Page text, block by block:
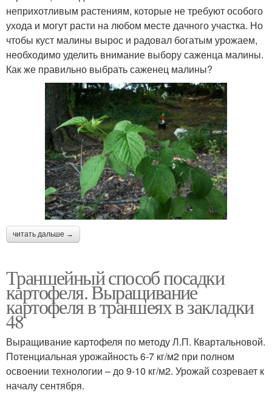
неприхотливым растениям, которые не требуют особого
ухода и могут расти на любом месте дачного участка. Но
чтобы куст малины вырос и радовал богатым урожаем,
необходимо уделить внимание выбору саженца малины.
Как же правильно выбрать саженец малины?
читать дальше →
Траншейный способ посадки
картофеля. Выращивание
картофеля в траншеях в закладки
48
Выращивание картофеля по методу Л.П. Квартальновой.
Потенциальная урожайность 6-7 кг/м2 при полном
освоении технологии – до 9-10 кг/м2. Урожай созревает к
началу сентября.